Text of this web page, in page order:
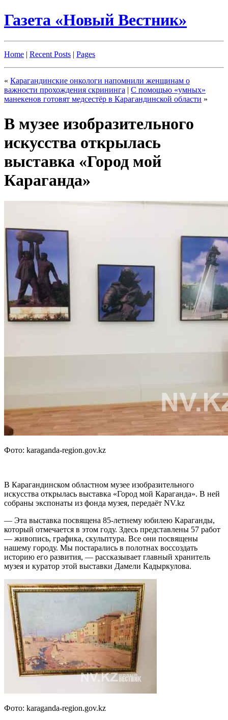
Газета «Новый Вестник»
Home | Recent Posts | Pages
« Карагандинские онкологи напомнили женщинам о
важности прохождения скрининга | С помощью «умных»
манекенов готовят медсестёр в Карагандинской области »
В музее изобразительного
искусства открылась
выставка «Город мой
Караганда»
Фото: karaganda-region.gov.kz
В Карагандинском областном музее изобразительного
искусства открылась выставка «Город мой Караганда». В ней
собраны экспонаты из фонда музея, передаёт NV.kz
— Эта выставка посвящена 85-летнему юбилею Караганды,
который отмечается в этом году. Здесь представлены 57 работ
— живопись, графика, скульптура. Все они посвящены
нашему городу. Мы постарались в полотнах воссоздать
историю его развития, — рассказывает главный хранитель
музея и куратор этой выставки Дамели Кадыркулова.
Фото: karaganda-region.gov.kz